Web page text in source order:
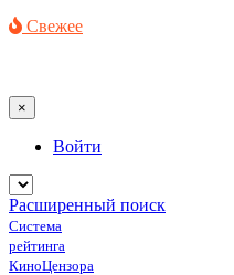
Свежее
×
Войти
Расширенный поиск
Система
рейтинга
КиноЦензора